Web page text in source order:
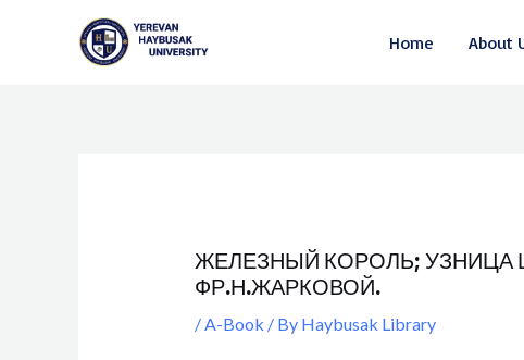
Home About
ЖЕЛЕЗНЫЙ КОРОЛЬ; УЗНИЦА
ФР.Н.ЖАРКОВОЙ.
/A-Book / By Haybusak Library
Post
navigation